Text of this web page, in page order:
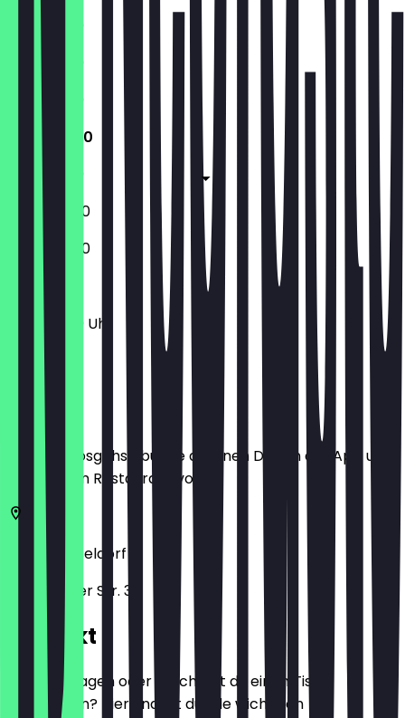
11:30 - 21:30
11:30 - 21:30
11:30 - 21:30
11:30 - 21:30
14:00 - 21:30
14:00 - 21:30
11:30 - 21:30 Uhr
Bevor du losgehst, buche dir einen Deal in der App und
zeige ihn im Restaurant vor.
40219
Düsseldorf
Gladbacher Str. 31
Kontakt
Hast du Fragen oder möchtest du einen Tisch
reservieren? Hier findest du alle wichtigen